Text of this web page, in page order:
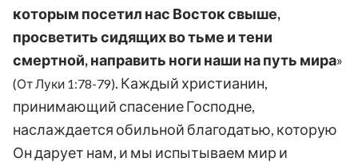
которым посетил нас Восток свыше,
просветить сидящих во тьме и тени
смертной, направить ноги наши на путь мира»
(От Луки 1:78-79). Каждый христианин,
принимающий спасение Господне,
наслаждается обильной благодатью, которую
Он дарует нам, и мы испытываем мир и